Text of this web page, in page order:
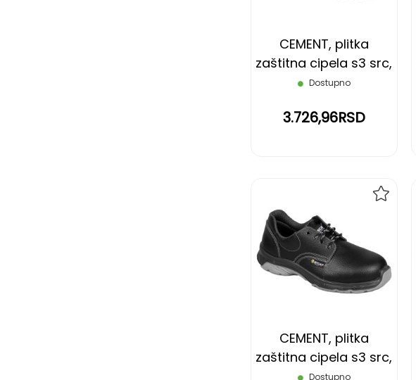
CEMENT, plitka
zaštitna cipela s3 src,
crna, 38
Dostupno
3.726,96RSD
CEMENT, plitka
zaštitna cipela s3 src,
crna, 42
Dostupno
LISTU
ŽELJA